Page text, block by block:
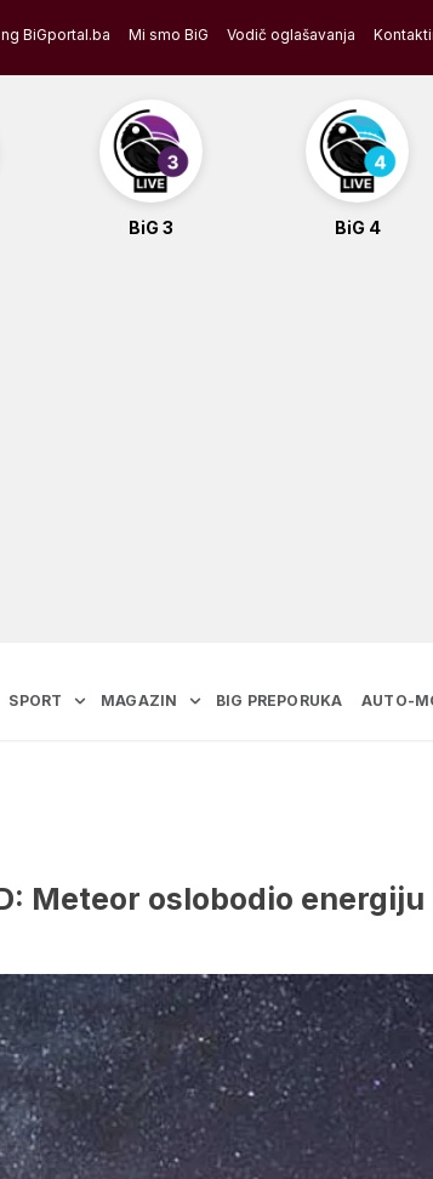
BiGportal.ba Mi smo BiG Vodič oglašavanja
BiG 3 BiG 4
SPORT MAGAZIN BIG PREPORUKA AUTO-
Meteor oslobodio